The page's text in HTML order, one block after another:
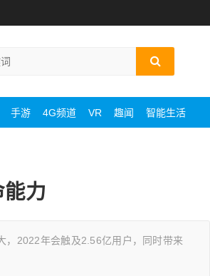
手游 4G频道 VR 趣闻 智能生活
力
，2022年会触及2.56亿用户，同时带来